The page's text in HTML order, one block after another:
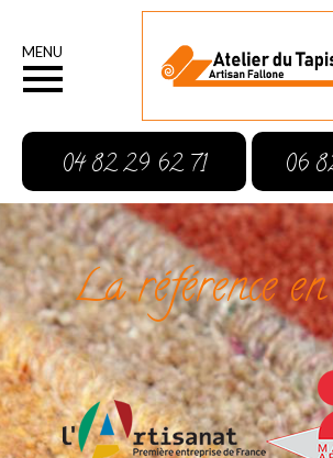
MENU
04 82 29 62 71 06
La référence